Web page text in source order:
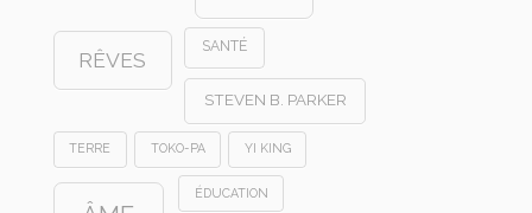
RÊVES
SANTÉ
STEVEN B. PARKER
TERRE TOKO-PA YI KING
ÉDUCATION